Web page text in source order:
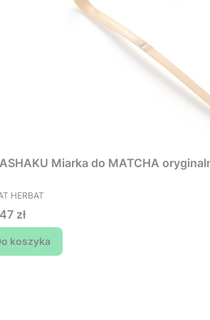
Miarka do MATCHA
HERBAT
zł
koszyka